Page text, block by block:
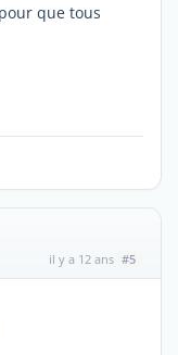
que tous
il y a 12 ans #5